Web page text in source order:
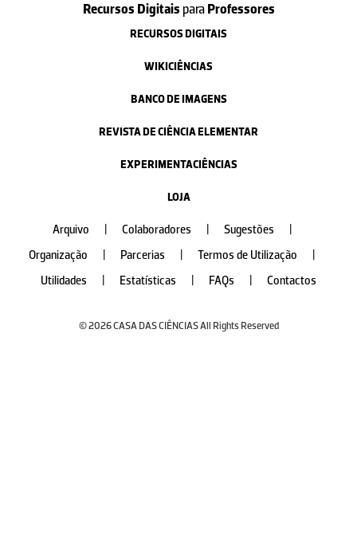
Recursos Digitais paraProfessores
RECURSOS DIGITAIS
WIKICIÊNCIAS
BANCO DE IMAGENS
REVISTA DE CIÊNCIA ELEMENTAR
EXPERIMENTACIÊNCIAS
LOJA
Arquivo Colaboradores Sugestões
Organização
Parcerias Termos de Utilização
Utilidades
Estatísticas FAQs Contactos
© 2026 CASA DAS CIÊNCIAS All Rights Reserved